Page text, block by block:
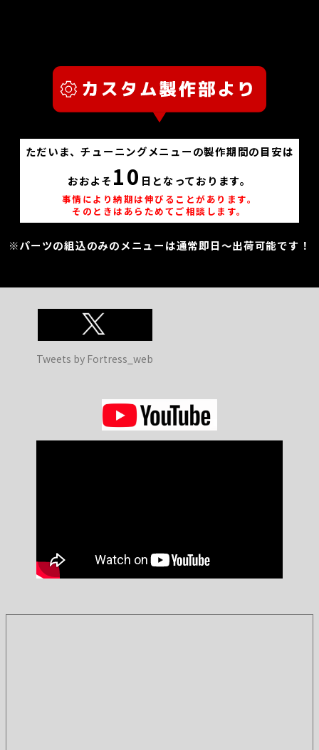
ただいま、チューニングメニューの製作期間の目安は
おおよそ 10 日となっております。
事情により納期は伸びることがあります。
そのときはあらためてご相談します。
※パーツの組込のみのメニューは通常即日～出荷可能です！
Tweets by Fortress_web